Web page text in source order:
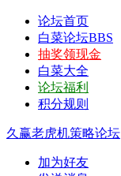
论坛首页
白菜论坛BBS
抽奖领现金
白菜大全
论坛福利
积分规则
久赢老虎机策略论坛
加为好友